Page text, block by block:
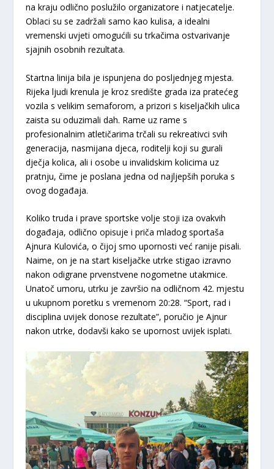
na kraju odlično poslužilo organizatore i natjecatelje.
Oblaci su se zadržali samo kao kulisa, a idealni
vremenski uvjeti omogućili su trkačima ostvarivanje
sjajnih osobnih rezultata.
​Startna linija bila je ispunjena do posljednjeg mjesta.
Rijeka ljudi krenula je kroz središte grada iza pratećeg
vozila s velikim semaforom, a prizori s kiseljačkih ulica
zaista su oduzimali dah. Rame uz rame s
profesionalnim atletičarima trčali su rekreativci svih
generacija, nasmijana djeca, roditelji koji su gurali
dječja kolica, ali i osobe u invalidskim kolicima uz
pratnju, čime je poslana jedna od najljepših poruka s
ovog događaja.
​Koliko truda i prave sportske volje stoji iza ovakvih
događaja, odlično opisuje i priča mladog sportaša
Ajnura Kulovića, o čijoj smo upornosti već ranije pisali.
Naime, on je na start kiseljačke utrke stigao izravno
nakon odigrane prvenstvene nogometne utakmice.
Unatoč umoru, utrku je završio na odličnom 42. mjestu
u ukupnom poretku s vremenom 20:28. “Sport, rad i
disciplina uvijek donose rezultate”, poručio je Ajnur
nakon utrke, dodavši kako se upornost uvijek isplati.